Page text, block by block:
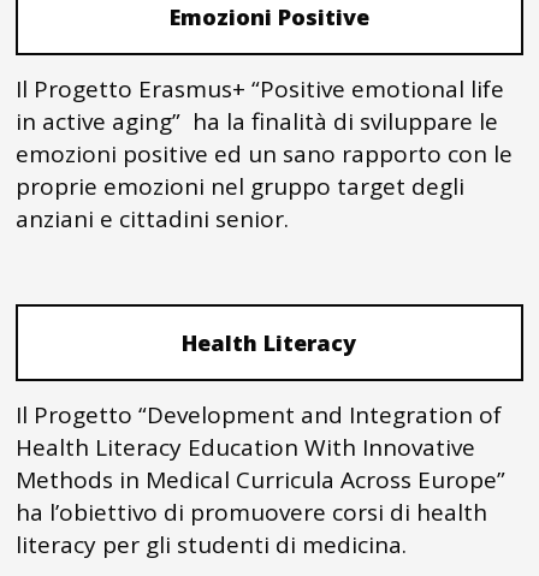
Emozioni Positive
Il Progetto Erasmus+ “Positive emotional life
in active aging” ha la finalità di sviluppare le
emozioni positive ed un sano rapporto con le
proprie emozioni nel gruppo target degli
anziani e cittadini senior.
Health Literacy
Il Progetto “Development and Integration of
Health Literacy Education With Innovative
Methods in Medical Curricula Across Europe”
ha l’obiettivo di promuovere corsi di health
literacy per gli studenti di medicina.